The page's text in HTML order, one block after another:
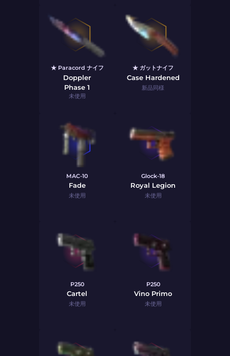
★ Paracord ナイフ
Doppler
Phase 1
未使用
★ ガットナイフ
Case Hardened
新品同様
MAC-10
Fade
未使用
Glock-18
Royal Legion
未使用
P250
Cartel
未使用
P250
Vino Primo
未使用